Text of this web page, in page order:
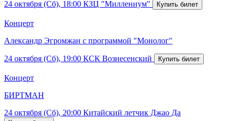
24 октября (Сб), 18:00 КЗЦ "Миллениум"
Концерт
Александр Эгромжан с программой "Монолог"
24 октября (Сб), 19:00 КСК Вознесенский
Концерт
БИРТМАН
24 октября (Сб), 20:00 Китайский летчик Джао Да